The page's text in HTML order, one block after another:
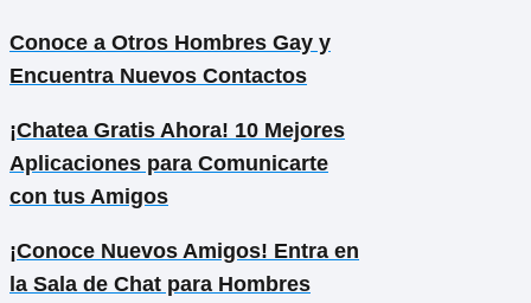
Conoce a Otros Hombres Gay y
Encuentra Nuevos Contactos
¡Chatea Gratis Ahora! 10 Mejores
Aplicaciones para Comunicarte
con tus Amigos
¡Conoce Nuevos Amigos! Entra en
la Sala de Chat para Hombres